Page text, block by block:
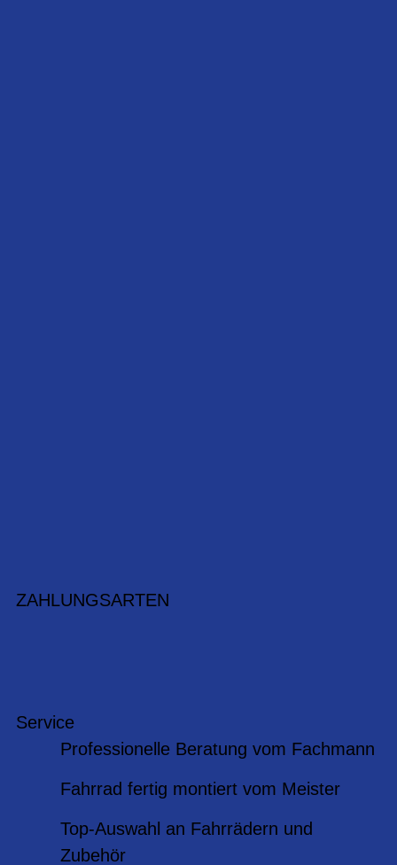
ZAHLUNGSARTEN
Service
Professionelle Beratung vom Fachmann
Fahrrad fertig montiert vom Meister
Top-Auswahl an Fahrrädern und
Zubehör